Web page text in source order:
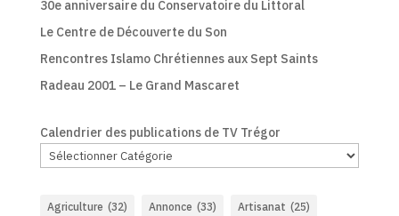
30e anniversaire du Conservatoire du Littoral
Le Centre de Découverte du Son
Rencontres Islamo Chrétiennes aux Sept Saints
Radeau 2001 – Le Grand Mascaret
Calendrier des publications de TV Trégor
Agriculture (32) Annonce (33) Artisanat (25)